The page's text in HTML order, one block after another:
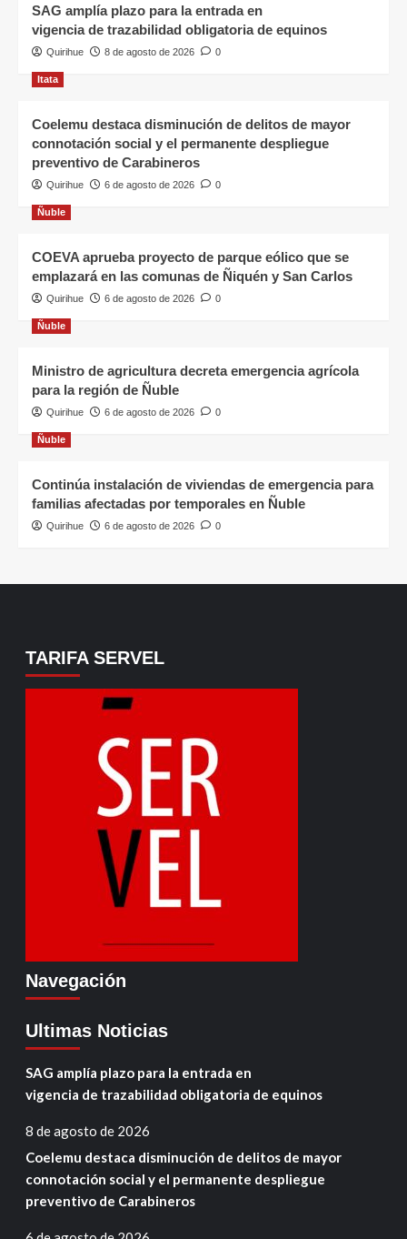
SAG amplía plazo para la entrada en
vigencia de trazabilidad obligatoria de equinos
Quirihue 8 de agosto de 2026 0
Itata
Coelemu destaca disminución de delitos de mayor
connotación social y el permanente despliegue
preventivo de Carabineros
Quirihue 6 de agosto de 2026 0
Ñuble
COEVA aprueba proyecto de parque eólico que se
emplazará en las comunas de Ñiquén y San Carlos
Quirihue 6 de agosto de 2026 0
Ñuble
Ministro de agricultura decreta emergencia agrícola
para la región de Ñuble
Quirihue 6 de agosto de 2026 0
Ñuble
Continúa instalación de viviendas de emergencia para
familias afectadas por temporales en Ñuble
Quirihue 6 de agosto de 2026 0
TARIFA SERVEL
Navegación
Ultimas Noticias
SAG amplía plazo para la entrada en
vigencia de trazabilidad obligatoria de equinos
8 de agosto de 2026
Coelemu destaca disminución de delitos de mayor
connotación social y el permanente despliegue
preventivo de Carabineros